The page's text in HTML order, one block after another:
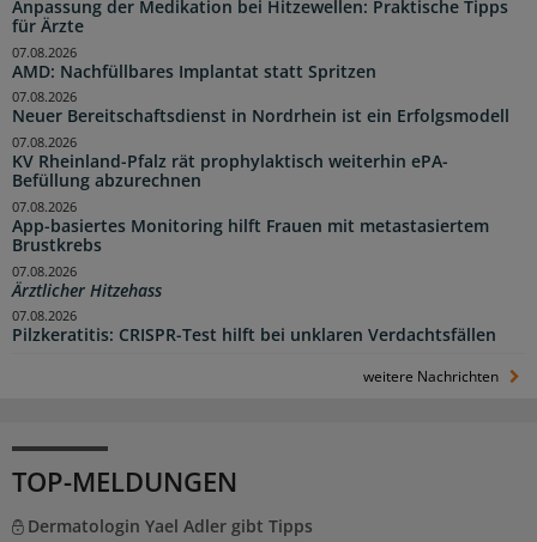
Anpassung der Medikation bei Hitzewellen: Praktische Tipps
für Ärzte
AMD: Nachfüllbares Implantat statt Spritzen
07.08.2026
Neuer Bereitschaftsdienst in Nordrhein ist ein Erfolgsmodell
07.08.2026
KV Rheinland-Pfalz rät prophylaktisch weiterhin ePA-
Befüllung abzurechnen
07.08.2026
App-basiertes Monitoring hilft Frauen mit metastasiertem
Brustkrebs
07.08.2026
Ärztlicher Hitzehass
07.08.2026
Pilzkeratitis: CRISPR-Test hilft bei unklaren Verdachtsfällen
07.08.2026
weitere Nachrichten
TOP-MELDUNGEN
Dermatologin Yael Adler gibt Tipps